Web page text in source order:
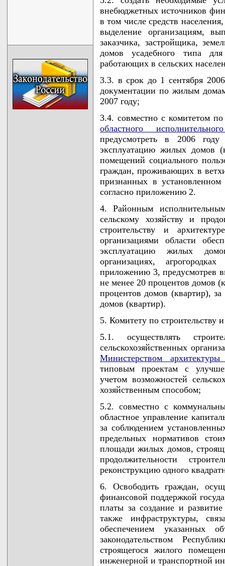
внебюджетных источников
в том числе средств
выделение организациям,
заказчика, застройщика,
домов усадебного типа
работающих в сельских
3.3. в срок до 1 сентября
документации по жилым
2007 году;
3.4. совместно с комитетом
областного
предусмотреть в 2006
эксплуатацию жилых домов
помещений социального
граждан, проживающих в
признанных в
согласно приложению 2.
4. Районным
сельскому хозяйству и
строительству и
организациями области
эксплуатацию жилых
организациях,
приложению 3, предусмотрев
не менее 20 процентов домов
процентов домов (квартир),
домов (квартир).
5. Комитету по строительству
5.1. осуществлять
сельскохозяйственных
Министерством
типовым проектам с
учетом возможностей
хозяйственным способом;
5.2. совместно с
областное управление
за соблюдением
предельных нормативов
площади жилых домов,
продолжительности
реконструкцию одного
6. Освободить граждан,
финансовой поддержкой
платы за создание и
также инфраструктуры,
обеспечением указанных
законодательством
строящегося жилого
инженерной и транспортной